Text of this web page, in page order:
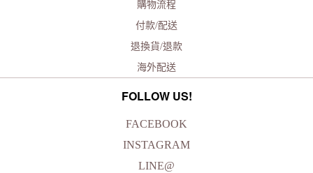
購物流程
付款/配送
退換貨/退款
海外配送
FOLLOW US!
FACEBOOK
INSTAGRAM
LINE@